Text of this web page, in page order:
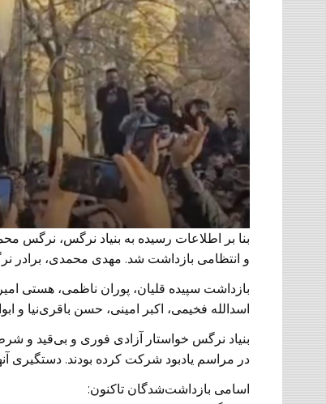
بنا بر اطلاعات رسیده به بنیاد نرگس،
و انتظامی بازداشت شد. مهدی محمدی، برادر
بازداشت سپیده قلیان، پوران ناظمی، هستی
اسدالله فخیمی، اکبر امینی، حسن باقری‌نیا
بنیاد نرگس خواستار آزادی فوری و بی‌قید و
در مراسم یادبود شرکت کرده بودند.
اسامی بازداشت‌شدگان تاکنون: